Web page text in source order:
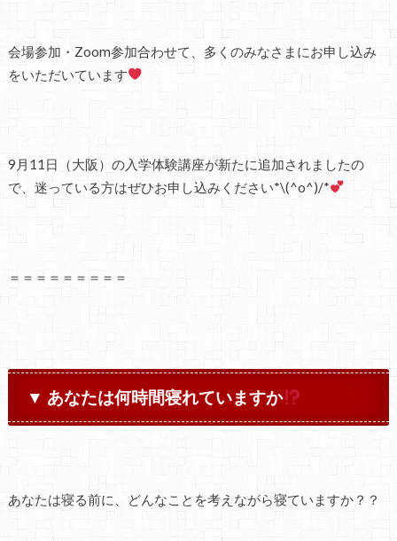
会場参加・Zoom参加合わせて、多くのみなさまにお申し込み
をいただいています
9月11日（大阪）の入学体験講座が新たに追加されましたの
で、迷っている方はぜひお申し込みください*\(^o^)/*
＝＝＝＝＝＝＝＝＝
▼ あなたは何時間寝れていますか
あなたは寝る前に、どんなことを考えながら寝ていますか？？